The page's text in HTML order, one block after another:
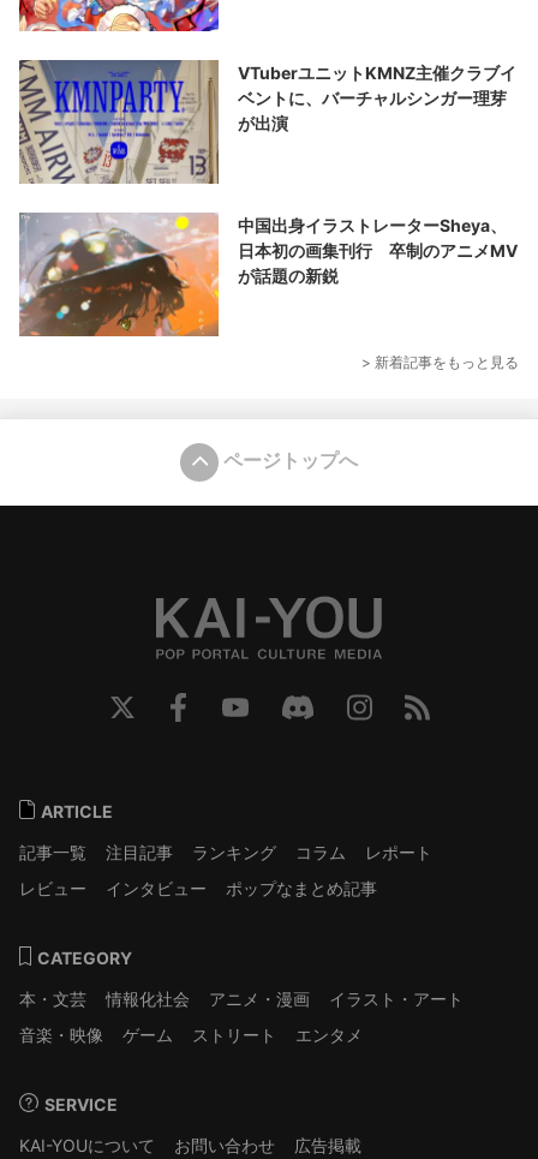
VTuberユニットKMNZ主催クラブイ
ベントに、バーチャルシンガー理芽
が出演
中国出身イラストレーターSheya、
日本初の画集刊行 卒制のアニメMV
が話題の新鋭
> 新着記事をもっと見る
ページトップへ
ARTICLE
記事一覧
注目記事 ランキング コラム
レポート
レビュー
インタビュー ポップなまとめ記事
CATEGORY
本・文芸
情報化社会 アニメ・漫画
イラスト・アート
音楽・映像
ゲーム ストリート エンタメ
SERVICE
KAI-YOUについて
お問い合わせ 広告掲載